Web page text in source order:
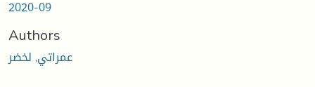
2020-09
Authors
عمراتي, لخضر